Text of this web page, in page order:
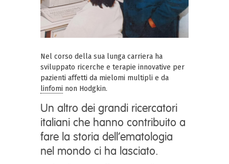
Nel corso della sua lunga carriera ha
sviluppato ricerche e terapie innovative per
pazienti affetti da mielomi multipli e da
linfomi non Hodgkin.
Un altro dei grandi ricercatori
italiani che hanno contribuito a
fare la storia dell’ematologia
nel mondo ci ha lasciato.